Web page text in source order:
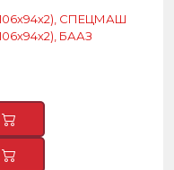
СПЕЦМАШ
БААЗ